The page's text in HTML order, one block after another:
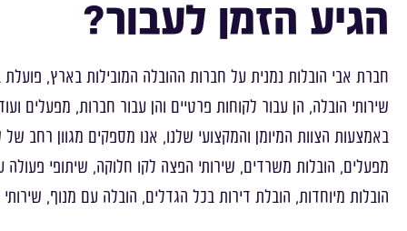
הגיע הזמן לעבור?
חברת אבי הובלות נמנית על חברות ההובלה המובילות בארץ,
שירותי הובלה, הן עבור לקוחות פרטיים והן עבור חברות, מפעלים
מפעלים, הובלות משרדים, שירותי הפצה לקו חלוקה, שיתופי
הובלות מיוחדות, הובלת דירות בכל הגדלים, הובלה עם מנוף,